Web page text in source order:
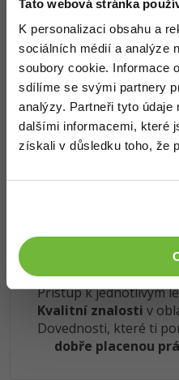
Tato webová stránka
K personalizaci obsahu a
sociálních médií a analýze
soubory cookie. Informace
sdílíme se svými partnery
analýzy. Partneři tyto údaje
dalšími informacemi, které
získali v důsledku toho, že
Windows
Linux
Sítě
Kybernetická
Elektronický
Fórum
Znalosti v hodnotě
Došel jsi až sem a to je
ukázaly něco nového a
Chceš v kurzu
Před koupí tohoto článku je
Obsah článku spadá pod
Co od nás v dalších
Přístup k jednotlivým
Kvalitní znalosti v
Dovednosti, které ti
dobře placenou